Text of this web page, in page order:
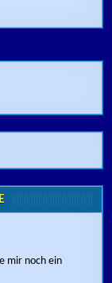
mir noch ein